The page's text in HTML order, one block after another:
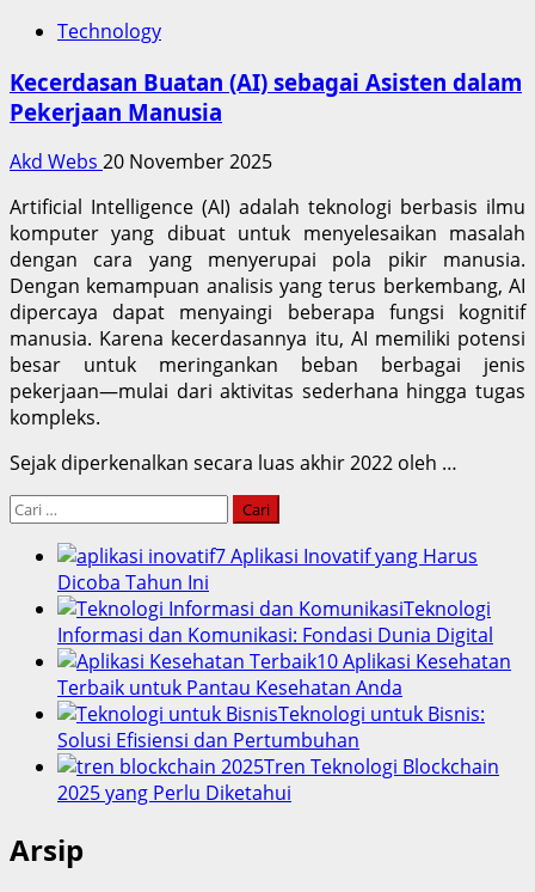
Technology
Kecerdasan Buatan (AI) sebagai Asisten dalam
Pekerjaan Manusia
Akd Webs 20 November 2025
Artificial Intelligence (AI) adalah teknologi berbasis ilmu
komputer yang dibuat untuk menyelesaikan masalah
dengan cara yang menyerupai pola pikir manusia.
Dengan kemampuan analisis yang terus berkembang, AI
dipercaya dapat menyaingi beberapa fungsi kognitif
manusia. Karena kecerdasannya itu, AI memiliki potensi
besar untuk meringankan beban berbagai jenis
pekerjaan—mulai dari aktivitas sederhana hingga tugas
kompleks.
Sejak diperkenalkan secara luas akhir 2022 oleh …
Cari
7 Aplikasi Inovatif yang Harus
Dicoba Tahun Ini
Teknologi
Informasi dan Komunikasi: Fondasi Dunia Digital
10 Aplikasi Kesehatan
Terbaik untuk Pantau Kesehatan Anda
Teknologi untuk Bisnis:
Solusi Efisiensi dan Pertumbuhan
Tren Teknologi Blockchain
2025 yang Perlu Diketahui
Arsip